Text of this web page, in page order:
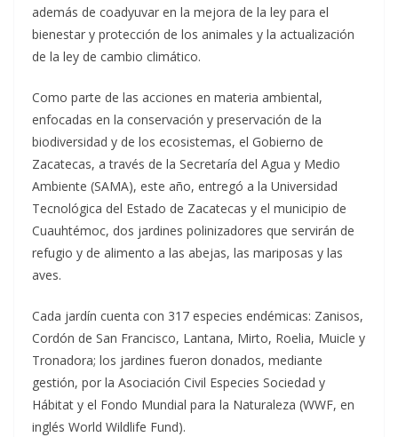
además de coadyuvar en la mejora de la ley para el
bienestar y protección de los animales y la actualización
de la ley de cambio climático.
Como parte de las acciones en materia ambiental,
enfocadas en la conservación y preservación de la
biodiversidad y de los ecosistemas, el Gobierno de
Zacatecas, a través de la Secretaría del Agua y Medio
Ambiente (SAMA), este año, entregó a la Universidad
Tecnológica del Estado de Zacatecas y el municipio de
Cuauhtémoc, dos jardines polinizadores que servirán de
refugio y de alimento a las abejas, las mariposas y las
aves.
Cada jardín cuenta con 317 especies endémicas: Zanisos,
Cordón de San Francisco, Lantana, Mirto, Roelia, Muicle y
Tronadora; los jardines fueron donados, mediante
gestión, por la Asociación Civil Especies Sociedad y
Hábitat y el Fondo Mundial para la Naturaleza (WWF, en
inglés World Wildlife Fund).